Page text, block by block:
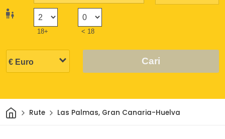
18+ < 18
Cari
Rumah
Rute Las Palmas, Gran Canaria-Huelva